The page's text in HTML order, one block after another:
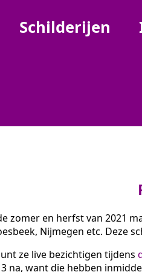
Schilderijen
zomer en herfst van 2021
Nijmegen etc. Deze
ze live bezichtigen tijdens
na, want die hebben